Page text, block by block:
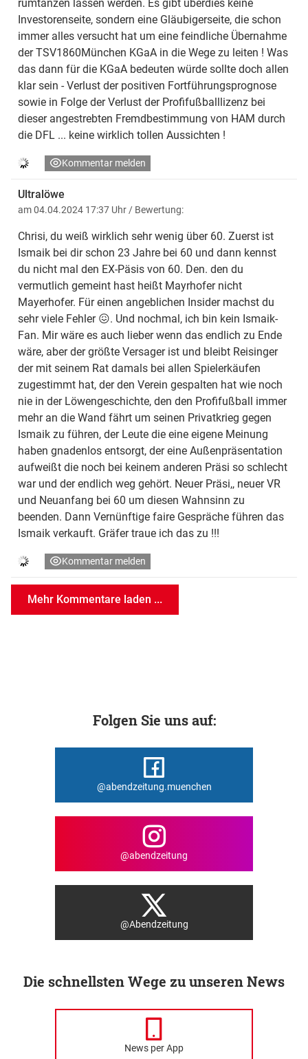
rumtanzen lassen werden. Es gibt überdies keine
Investorenseite, sondern eine Gläubigerseite, die schon
immer alles versucht hat um eine feindliche Übernahme
der TSV1860München KGaA in die Wege zu leiten ! Was
das dann für die KGaA bedeuten würde sollte doch allen
klar sein - Verlust der positiven Fortführungsprognose
sowie in Folge der Verlust der Profifußballlizenz bei
dieser angestrebten Fremdbestimmung von HAM durch
die DFL ... keine wirklich tollen Aussichten !
Kommentar melden
Ultralöwe
am 04.04.2024 17:37 Uhr / Bewertung:
Chrisi, du weiß wirklich sehr wenig über 60. Zuerst ist
Ismaik bei dir schon 23 Jahre bei 60 und dann kennst
du nicht mal den EX-Päsis von 60. Den. den du
vermutlich gemeint hast heißt Mayrhofer nicht
Mayerhofer. Für einen angeblichen Insider machst du
sehr viele Fehler 😖. Und nochmal, ich bin kein Ismaik-
Fan. Mir wäre es auch lieber wenn das endlich zu Ende
wäre, aber der größte Versager ist und bleibt Reisinger
der mit seinem Rat damals bei allen Spielerkäufen
zugestimmt hat, der den Verein gespalten hat wie noch
nie in der Löwengeschichte, den den Profifußball immer
mehr an die Wand fährt um seinen Privatkrieg gegen
Ismaik zu führen, der Leute die eine eigene Meinung
haben gnadenlos entsorgt, der eine Außenpräsentation
aufweißt die noch bei keinem anderen Präsi so schlecht
war und der endlich weg gehört. Neuer Präsi,, neuer VR
und Neuanfang bei 60 um diesen Wahnsinn zu
beenden. Dann Vernünftige faire Gespräche führen das
Ismaik verkauft. Gräfer traue ich das zu !!!
Kommentar melden
Mehr Kommentare laden ...
Folgen Sie uns auf:
@abendzeitung.muenchen
@abendzeitung
@Abendzeitung
Die schnellsten Wege zu unseren News
News per App